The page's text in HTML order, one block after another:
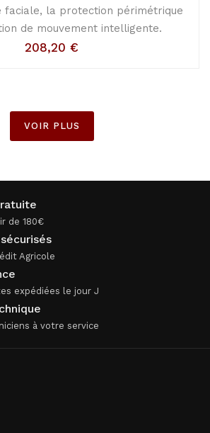
faciale, la protection périmétrique
de mouvement intelligente.
208,20 €
VOIR PLUS
de 180€
Agricole
expédiées le jour J
à votre service